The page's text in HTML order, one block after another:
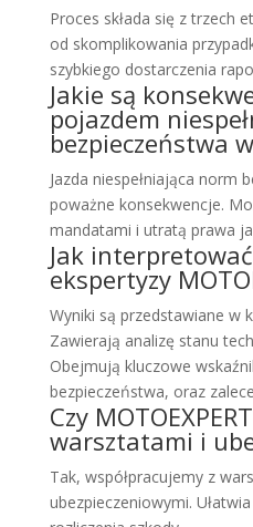
Proces składa się z trzech
od skomplikowania
szybkiego dostarczenia
Jakie są
pojazdem
bezpieczeństwa
Jazda niespełniająca norm
poważne konsekwencje.
mandatami i utratą prawa
Jak
ekspertyzy
Wyniki są przedstawiane w
Zawierają analizę stanu
Obejmują kluczowe
bezpieczeństwa, oraz
Czy
warsztatami i
Tak, współpracujemy z
ubezpieczeniowymi.